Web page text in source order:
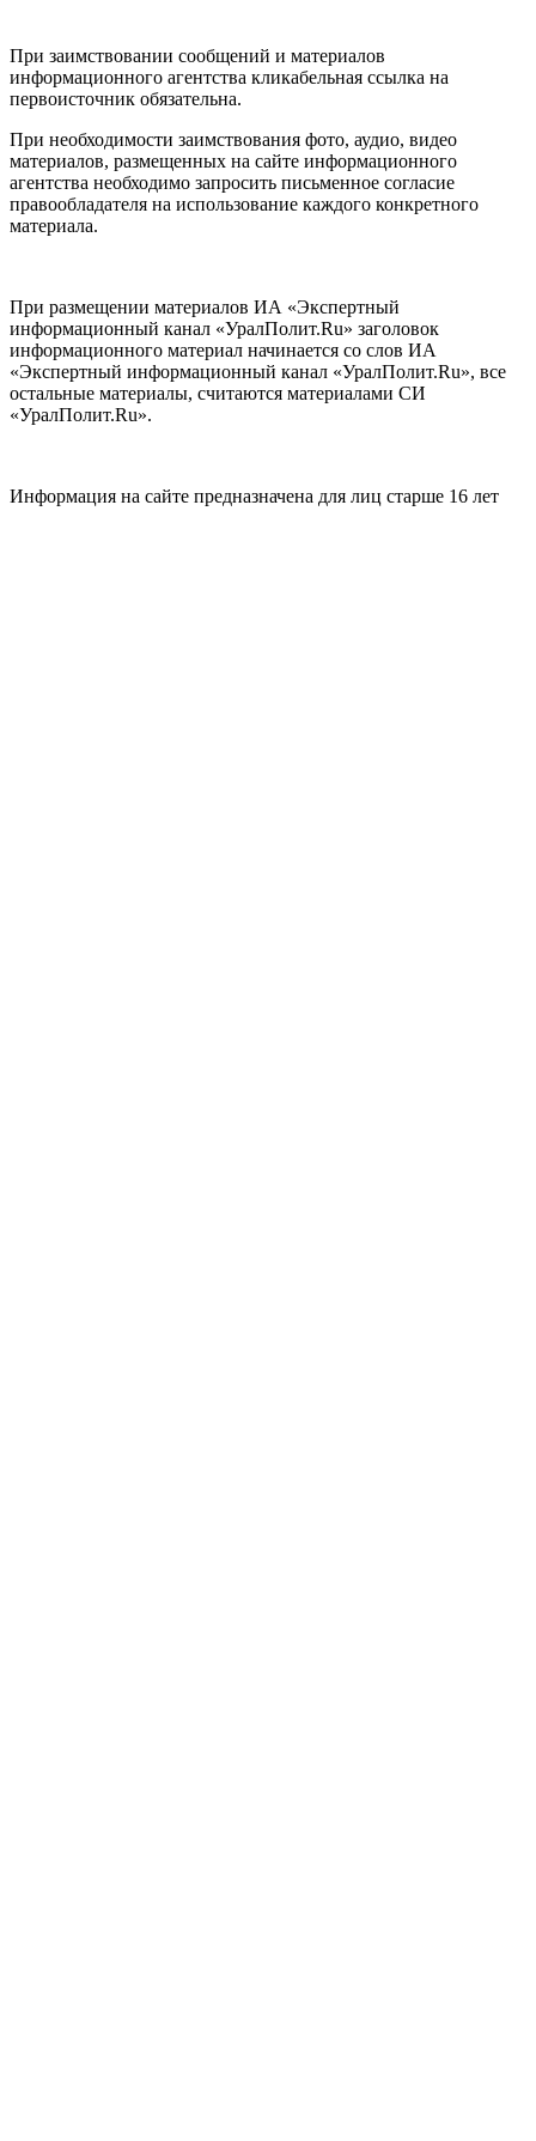
При заимствовании сообщений и материалов
информационного агентства кликабельная ссылка на
первоисточник обязательна.
При необходимости заимствования фото, аудио, видео
материалов, размещенных на сайте информационного
агентства необходимо запросить письменное согласие
правообладателя на использование каждого конкретного
материала.
При размещении материалов ИА «Экспертный
информационный канал «УралПолит.Ru» заголовок
информационного материал начинается со слов ИА
«Экспертный информационный канал «УралПолит.Ru», все
остальные материалы, считаются материалами СИ
«УралПолит.Ru».
Информация на сайте предназначена для лиц старше 16 лет